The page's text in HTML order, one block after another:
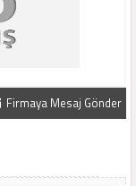
Firmaya Mesaj Gönder